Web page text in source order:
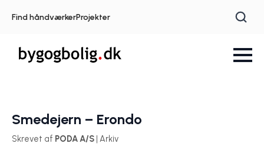
Find håndværkerProjekter
Smedejern – Erondo
Skrevet af PODA A/S | Arkiv